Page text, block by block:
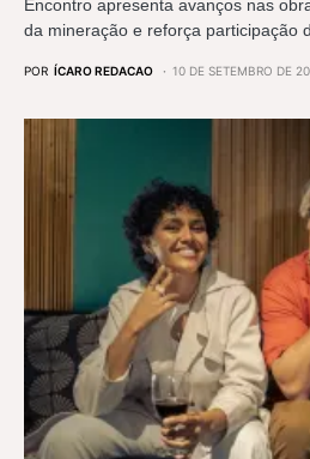
Encontro apresenta avanços nas
da mineração e reforça participação
POR ÍCARO REDACAO 10 DE SETEMBRO DE